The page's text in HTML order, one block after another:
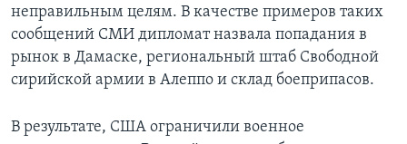
неправильным целям. В качестве примеров таких
сообщений СМИ дипломат назвала попадания в
рынок в Дамаске, региональный штаб Свободной
сирийской армии в Алеппо и склад боеприпасов.
В результате, США ограничили военное